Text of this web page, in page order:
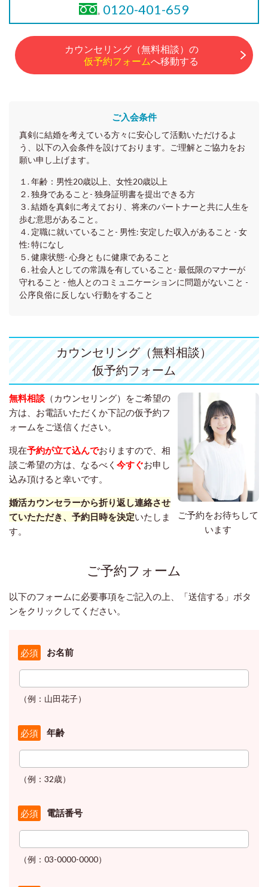
0120-401-659
カウンセリング（無料相談）の
仮予約フォームへ移動する
ご入会条件
真剣に結婚を考えている方々に安心して活動いただけるよ
う、以下の入会条件を設けております。ご理解とご協力をお
願い申し上げます。
１. 年齢：男性20歳以上、女性20歳以上
２. 独身であること- 独身証明書を提出できる方
３. 結婚を真剣に考えており、将来のパートナーと共に人生を
歩む意思があること。
４. 定職に就いていること- 男性: 安定した収入があること - 女
性: 特になし
５. 健康状態- 心身ともに健康であること
６. 社会人としての常識を有していること- 最低限のマナーが
守れること - 他人とのコミュニケーションに問題がないこと -
公序良俗に反しない行動をすること
カウンセリング（無料相談）
仮予約フォーム
ご予約をお待ちして
います
無料相談 （カウンセリング）をご希望の
方は、お電話いただくか下記の仮予約フ
ォームをご送信ください。
現在予約が立て込んでおりますので、相
談ご希望の方は、なるべく 今すぐお申し
込み頂けると幸いです。
婚活カウンセラーから折り返し連絡させ
ていたただき、予約日時を決定いたしま
す。
ご予約フォーム
以下のフォームに必要事項をご記入の上、「送信する」ボタ
ンをクリックしてください。
お名前
必須
（例：山田花子）
年齢
必須
（例：32歳）
電話番号
必須
（例：03-0000-0000）